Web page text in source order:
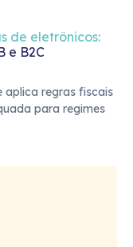
de eletrônicos:
e B2C
aplica regras fiscais
para regimes